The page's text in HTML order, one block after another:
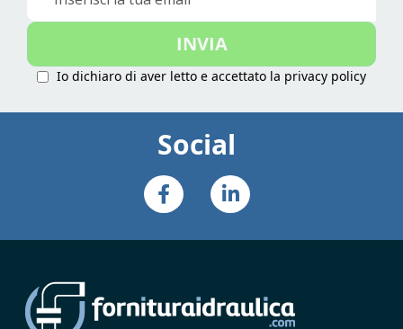
nostra
INVIA
Io dichiaro di aver letto e accettato la privacy policy
Social